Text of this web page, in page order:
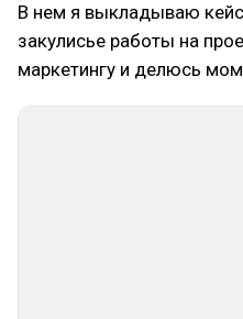
В нем я выкладываю
закулисье работы на
маркетингу и делюсь